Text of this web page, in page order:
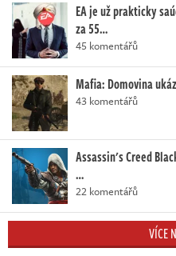
EA je už prakticky
za 55…
45 komentářů
Mafia: Domovina
43 komentářů
Assassin's Creed
…
22 komentářů
VÍCE